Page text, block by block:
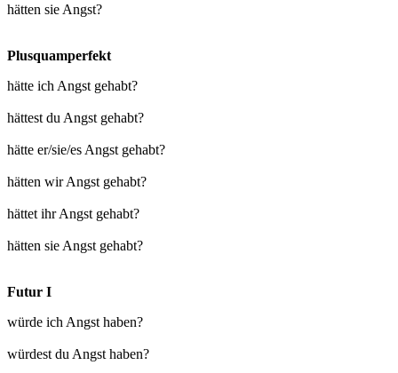
hätten sie Angst?
Plusquamperfekt
hätte ich Angst gehabt?
hättest du Angst gehabt?
hätte er/sie/es Angst gehabt?
hätten wir Angst gehabt?
hättet ihr Angst gehabt?
hätten sie Angst gehabt?
Futur I
würde ich Angst haben?
würdest du Angst haben?